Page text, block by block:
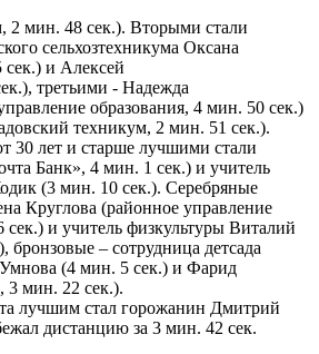
2 мин. 48 сек.). Вторыми стали
сельхозтехникума Оксана
и Алексей
третьими - Надежда
образования, 4 мин. 50 сек.)
техникум, 2 мин. 51 сек.).
30 лет и старше лучшими стали
Банк», 4 мин. 1 сек.) и учитель
(3 мин. 10 сек.). Серебряные
Круглова (районное управление
сек.) и учитель физкультуры Виталий
бронзовые – сотрудница детсада
(4 мин. 5 сек.) и Фарид
3 мин. 22 сек.).
лучшим стал горожанин Дмитрий
дистанцию за 3 мин. 42 сек.